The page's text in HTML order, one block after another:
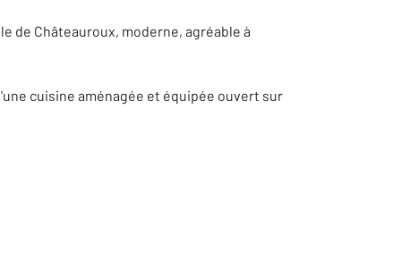
de Châteauroux, moderne, agréable à
cuisine aménagée et équipée ouvert sur